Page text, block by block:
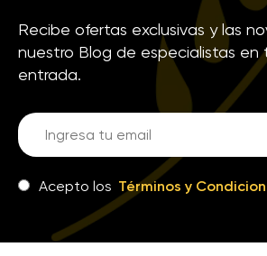
Recibe ofertas exclusivas y las
nuestro Blog de especialistas
entrada.
Acepto los Términos y